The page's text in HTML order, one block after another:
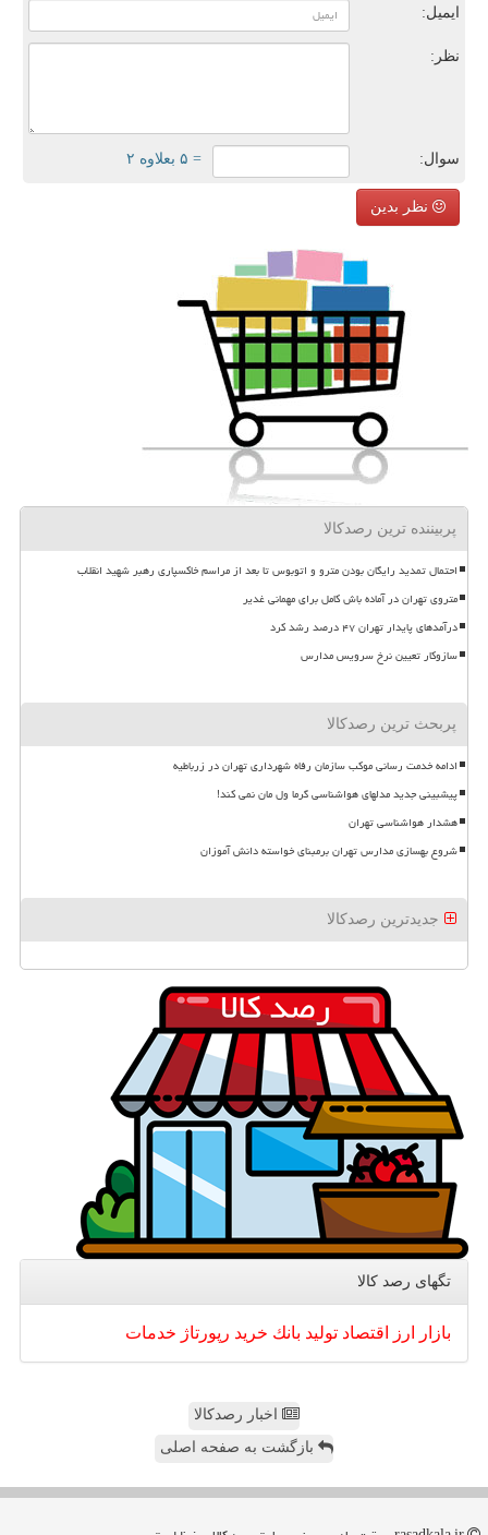
ایمیل:
نظر:
سوال: = ۵ بعلاوه ۲
نظر بدین
پربیننده ترین رصدکالا
احتمال تمدید رایگان بودن مترو و اتوبوس تا بعد از مراسم خاکسپاری رهبر شهید انقلاب
متروی تهران در آماده باش کامل برای مهمانی غدیر
درآمدهای پایدار تهران ۴۷ درصد رشد کرد
سازوکار تعیین نرخ سرویس مدارس
پربحث ترین رصدکالا
ادامه خدمت رسانی موکب سازمان رفاه شهرداری تهران در زرباطیه
پیشبینی جدید مدلهای هواشناسی گرما ول مان نمی کند!
هشدار هواشناسی تهران
شروع بهسازی مدارس تهران برمبنای خواسته دانش آموزان
جدیدترین رصدکالا
تگهای رصد كالا
بازار ارز اقتصاد تولید بانك خرید رپورتاژ خدمات
اخبار رصدکالا
بازگشت به صفحه اصلی